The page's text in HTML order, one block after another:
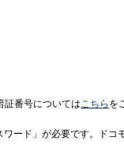
証番号についてはこちら を
ード」が必要です。ドコ